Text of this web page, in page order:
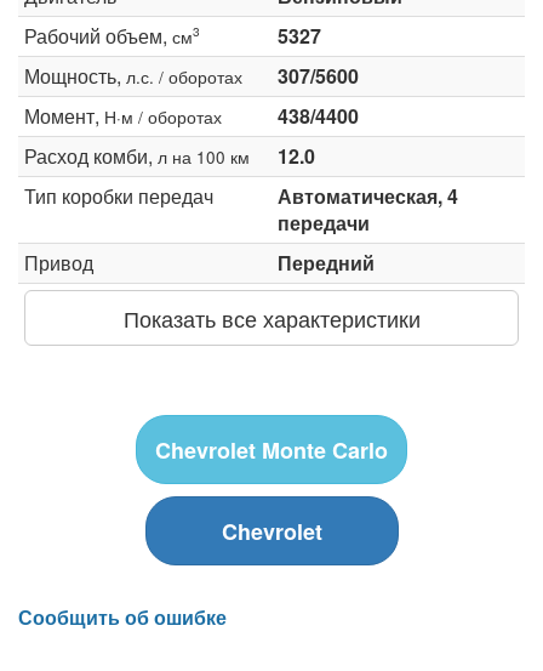
Рабочий объем, см3
5327
Мощность, л.с. / оборотах
307/5600
Момент, Н·м / оборотах
438/4400
Расход комби, л на 100 км
12.0
Тип коробки передач
Автоматическая, 4
передачи
Привод
Передний
Показать все характеристики
Chevrolet Monte Carlo
Chevrolet
Сообщить об ошибке